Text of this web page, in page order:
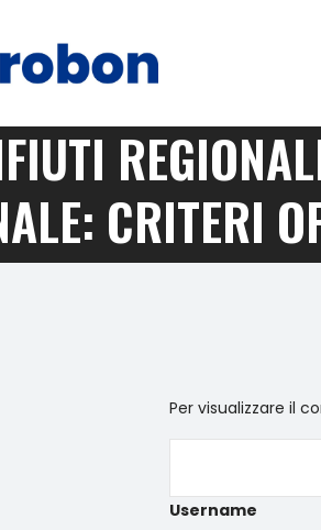
CRITERI
Per visualizzare il
Username